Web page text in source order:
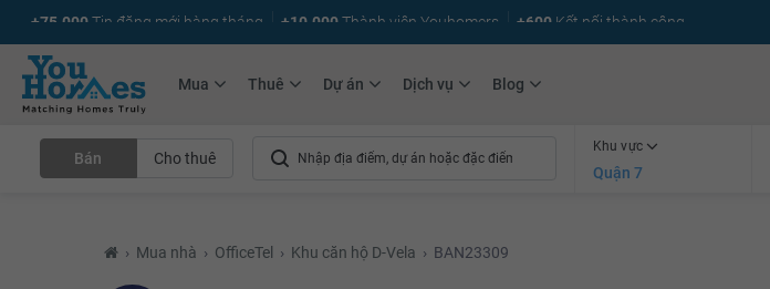
+75.000Tin đăng mới hàng tháng +10.000Thành viên Youhomers +600 Kết nối thành công
Mua Thuê Dự án Dịch vụ Blog
Bán Cho thuê
Khu vực
Quận 7
› Mua nhà › OfficeTel › Khu căn hộ D-Vela › BAN23309